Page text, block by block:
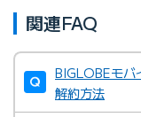
関連FAQ
BIGLOBEモ
解約方法